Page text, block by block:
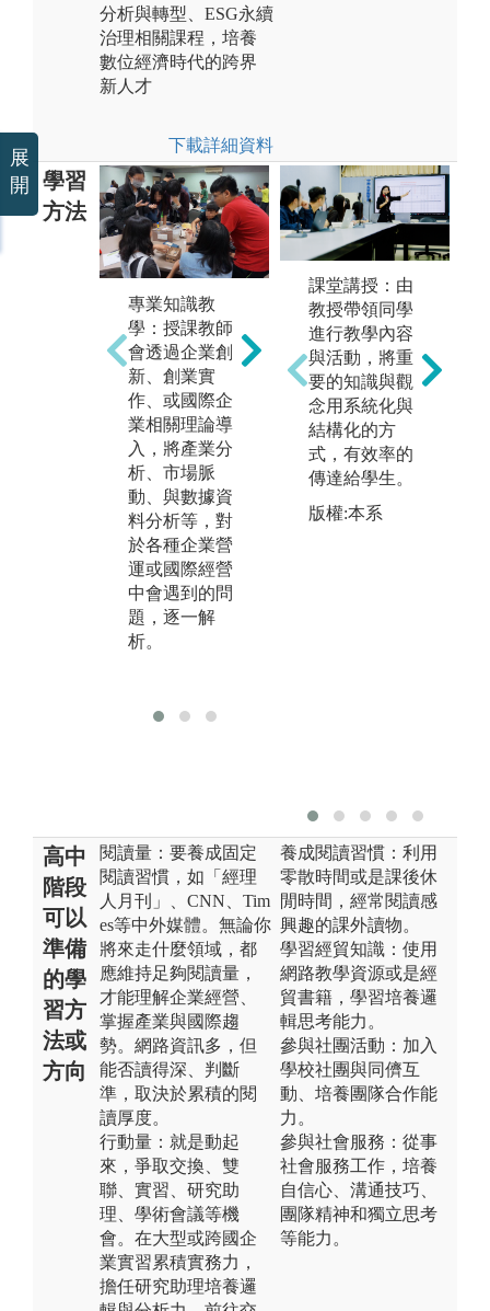
分析與轉型、ESG永續
治理相關課程，培養
數位經濟時代的跨界
新人才
下載詳細資料
學習
方法
專業知識教
學：授課教師
會透過企業創
新、創業實
作、或國際企
業相關理論導
入，將產業分
析、市場脈
動、與數據資
料分析等，對
於各種企業營
運或國際經營
中會遇到的問
題，逐一解
析。
個案探討：透
過實務個案或
全球案例之研
討，結合課程
理論知識基
礎，培養學生
洞察問題、分
析問題、與解
力。
課堂講授：由
教授帶領同學
進行教學內容
與活動，將重
要的知識與觀
念用系統化與
結構化的方
式，有效率的
傳達給學生。
版權:本系
高中
階段
可以
準備
的學
習方
法或
方向
閱讀量：要養成固定
閱讀習慣，如「經理
人月刊」、CNN、Tim
es等中外媒體。無論你
將來走什麼領域，都
應維持足夠閱讀量，
才能理解企業經營、
掌握產業與國際趨
勢。網路資訊多，但
能否讀得深、判斷
準，取決於累積的閱
讀厚度。
行動量：就是動起
來，爭取交換、雙
聯、實習、研究助
理、學術會議等機
會。在大型或跨國企
業實習累積實務力，
擔任研究助理培養邏
養成閱讀習慣：利用
零散時間或是課後休
閒時間，經常閱讀感
興趣的課外讀物。
學習經貿知識：使用
網路教學資源或是經
貿書籍，學習培養邏
輯思考能力。
參與社團活動：加入
學校社團與同儕互
動、培養團隊合作能
力。
參與社會服務：從事
社會服務工作，培養
自信心、溝通技巧、
團隊精神和獨立思考
等能力。
展
開